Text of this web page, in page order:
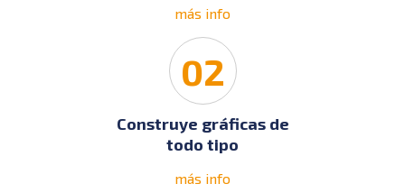
más info
02
Construye gráficas de
todo tipo
más info